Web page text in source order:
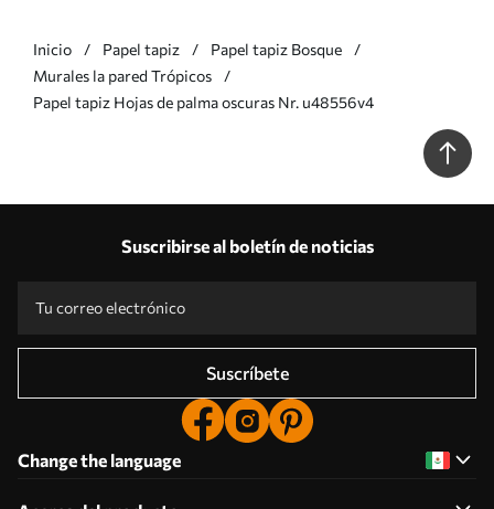
Inicio Papel tapiz
Papel tapiz Bosque
Murales la pared Trópicos
Papel tapiz Hojas de palma oscuras Nr. u48556v4
Suscribirse al boletín de noticias
Suscríbete
Change the language